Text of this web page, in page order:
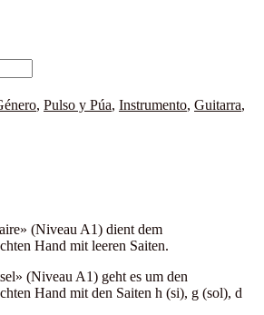
, Pulso y Púa, Instrumento, Guitarra,
(Niveau A1) dient dem
Hand mit leeren Saiten.
(Niveau A1) geht es um den
Hand mit den Saiten h (si), g (sol), d